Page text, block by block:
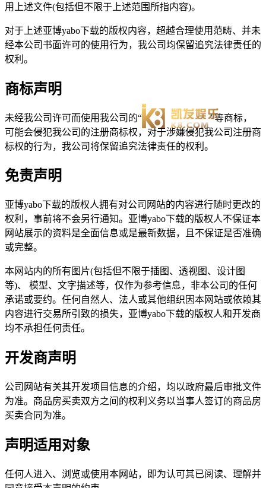
用上述文件(包括但不限于上述范围所指内容)。
对于上述亚博yabo下载的版权内容，超越合理使用范畴、并未
经本公司书面许可的使用行为，我公司均保留追究法律责任的
权利。
商标声明
未经我公司许可而使用我公司的“
”等商标，
可能会侵犯我公司的注册商标权，对于涉嫌侵犯我公司注册商
标权的行为，我公司将保留追究法律责任的权利。
免责声明
亚博yabo下载的版权人拥有对公司网站的内容进行随时更改的
权利，事前将不会另行通知。亚博yabo下载的版权人不保证本
网站展示的资料是全面信息或是最新数据，且不保证是否准确
或完整。
本网站内的所有图片(包括但不限于插图、透视图、设计图
等)、 模型、文字描述等，仅作为参考信息，非本公司的任何
承诺或要约。任何自然人、法人或其他组织因本网站或依赖其
内容进行交易所引致的损失，亚博yabo下载的版权人和开发商
均不承担任何责任。
开发商声明
公司网站有关其开发项目信息的介绍，均以政府最后审批文件
为准。商品房买卖双方之间的权利义务以当事人签订的商品房
买卖合同为准。
声明适用对象
任何人进入、浏览或使用本网站，即为认可其已阅读、理解并